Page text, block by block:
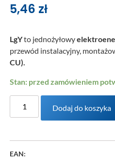
5,46 zł
LgYto jednożyłowy
przewód instalacyjny,
CU).
Stan: przed zamówieniem
Dodaj do koszyka
EAN: